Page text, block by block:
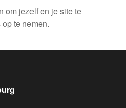
om jezelf en je site te
te nemen.